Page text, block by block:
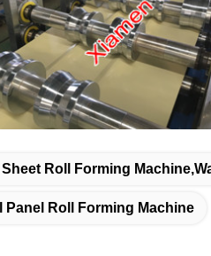
Roll Forming
Panel Roll Forming Machine